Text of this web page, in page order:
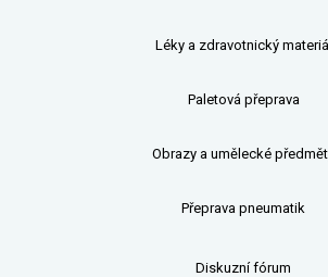
Léky a zdravotnický materiál
Paletová přeprava
Obrazy a umělecké
Přeprava pneumatik
Diskuzní fórum